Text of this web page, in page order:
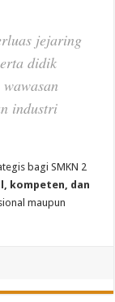
jejaring
didik
industri
bagi SMKN 2
kompeten, dan
maupun